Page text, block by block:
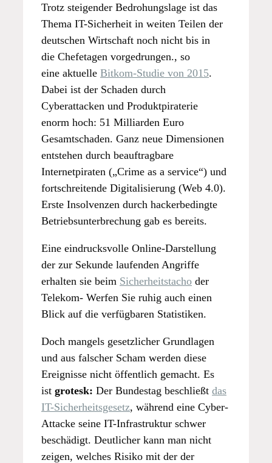
Trotz steigender Bedrohungslage ist das
Thema IT-Sicherheit in weiten Teilen der
deutschen Wirtschaft noch nicht bis in
die Chefetagen vorgedrungen., so
eine aktuelle Bitkom-Studie von 2015.
Dabei ist der Schaden durch
Cyberattacken und Produktpiraterie
enorm hoch: 51 Milliarden Euro
Gesamtschaden. Ganz neue Dimensionen
entstehen durch beauftragbare
Internetpiraten („Crime as a service“) und
fortschreitende Digitalisierung (Web 4.0).
Erste Insolvenzen durch hackerbedingte
Betriebsunterbrechung gab es bereits.
Eine eindrucksvolle Online-Darstellung
der zur Sekunde laufenden Angriffe
erhalten sie beim Sicherheitstacho der
Telekom- Werfen Sie ruhig auch einen
Blick auf die verfügbaren Statistiken.
Doch mangels gesetzlicher Grundlagen
und aus falscher Scham werden diese
Ereignisse nicht öffentlich gemacht. Es
ist grotesk: Der Bundestag beschließt das
IT-Sicherheitsgesetz, während eine Cyber-
Attacke seine IT-Infrastruktur schwer
beschädigt. Deutlicher kann man nicht
zeigen, welches Risiko mit der der